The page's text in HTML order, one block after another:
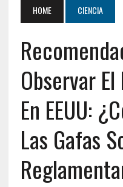
HOME CIENCIA
Observar
En EEUU:
Las Gafas